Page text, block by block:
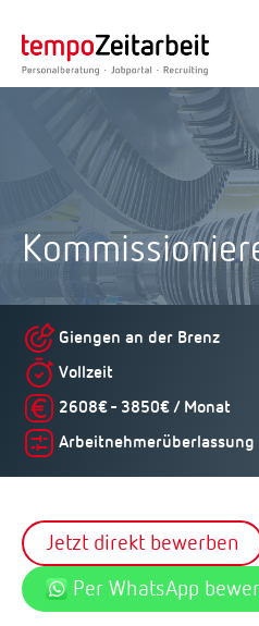
Giengen an der Brenz
Vollzeit
2608€ - 3850€ / Monat
Arbeitnehmerüberlassung
Jetzt direkt bewerben
Per WhatsApp